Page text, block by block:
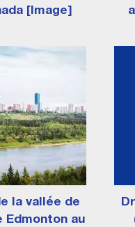
[Image]
la vallée de
Edmonton au